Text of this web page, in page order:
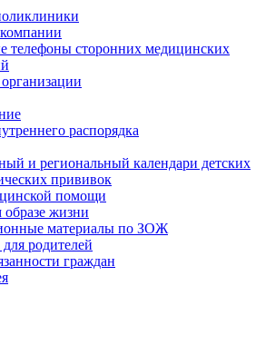
телефоны сторонних медицинских
распорядка
и региональный календари детских
прививок
помощи
жизни
материалы по ЗОЖ
родителей
граждан